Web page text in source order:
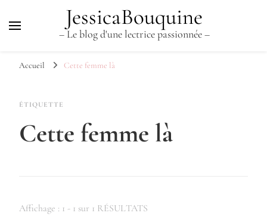
JessicaBouquine
– Le blog d'une lectrice passionnée –
Accueil Cette femme là
ÉTIQUETTE
Cette femme là
Affichage : 1 - 1 sur 1 RÉSULTATS